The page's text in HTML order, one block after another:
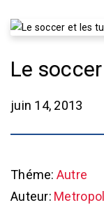
Le
juin 14, 2013
Théme: Autre
Auteur: